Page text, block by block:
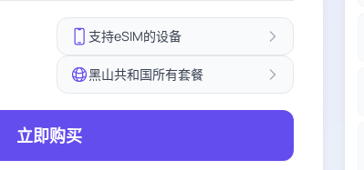
支持eSIM的设备
黑山共和国所有套餐
立即购买